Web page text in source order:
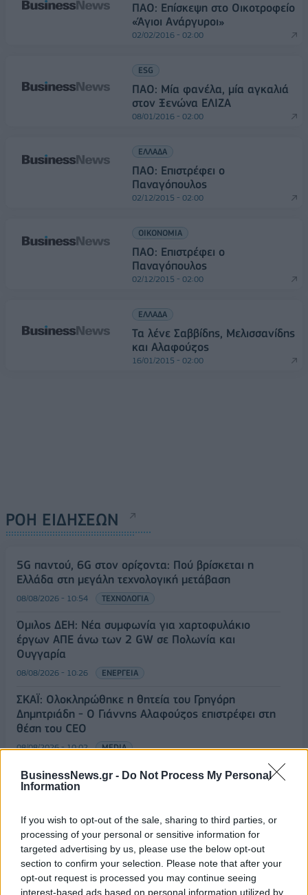
BusinessNews.gr - Do Not Process My Personal
Information
If you wish to opt-out of the sale, sharing to third parties, or
processing of your personal or sensitive information for
targeted advertising by us, please use the below opt-out
section to confirm your selection. Please note that after your
opt-out request is processed you may continue seeing
interest-based ads based on personal information utilized by
ΠΑΟ: Επίσκεψη στο Οικοτροφείο
«Άγιοι Ανάργυροι»
02/02/2016 - 02:00
ESG
ΠΑΟ: Μία φανέλα, μία αγκαλιά
στον Ξενώνα ΕΛΙΖΑ
08/01/2016 - 02:00
ΕΛΛΑΔΑ
ΠΑΟ: Επιστρέφει ο
Παναγόπουλος
02/12/2015 - 02:00
ΟΙΚΟΝΟΜΙΑ
ΠΑΟ: Επιστρέφει ο
Παναγόπουλος
02/12/2015 - 02:00
ΕΛΛΑΔΑ
Τα λένε Σαββίδης, Μελισσανίδης
και Αλαφούζος
16/01/2015 - 02:00
ΡΟΗ ΕΙΔΗΣΕΩΝ
5G παντού, 6G στον ορίζοντα: Πού βρίσκεται η
Ελλάδα στη μεγάλη τεχνολογική μετάβαση
08/08/2026 - 10:54 ΤΕΧΝΟΛΟΓΙΑ
Όμιλος ΔΕΗ: Νέα συμφωνία για χαρτοφυλάκιο
έργων ΑΠΕ άνω των 2 GW σε Πολωνία και
Ουγγαρία
08/08/2026 - 10:26 ΕΝΕΡΓΕΙΑ
ΣΚΑΪ: Ολοκληρώθηκε η θητεία του Γρηγόρη
Δημητριάδη - Ο Γιάννης Αλαφούζος επιστρέφει στη
θέση του CEO
08/08/2026 - 10:02 MEDIA
ΥΠΑΑΤ: Επιπλέον 12,5 εκατ. ευρώ στις Περιφέρειες
για την ενίσχυση της βιοασφάλειας
Deloitte Ελλάδος: Χρηματοοικονομικός σύμβουλος
της ΔΕΗ για την είσοδο στην πολωνική αγορά
ενέργειας
07/08/2026 - 16:38 ΕΠΙΧΕΙΡΗΣΕΙΣ